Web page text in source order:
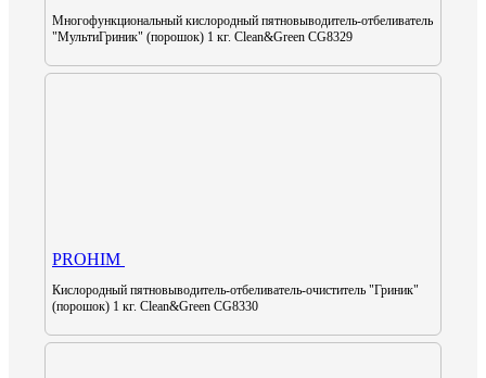
Многофункциональный кислородный пятновыводитель-отбеливатель
"МультиГриник" (порошок) 1 кг. Clean&Green CG8329
PROHIM
Кислородный пятновыводитель-отбеливатель-очиститель "Гриник"
(порошок) 1 кг. Clean&Green CG8330